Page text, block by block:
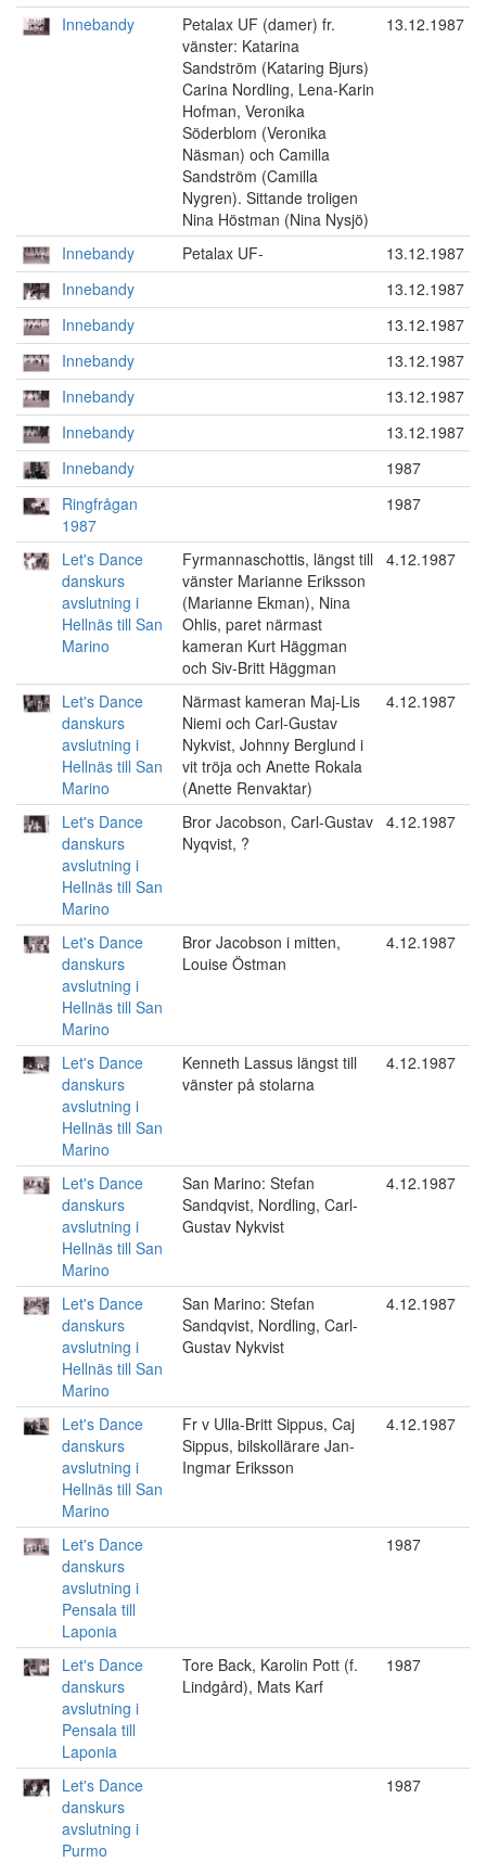
Innebandy
Petalax UF (damer) fr.
vänster: Katarina
Sandström (Kataring Bjurs)
Carina Nordling, Lena-Karin
Hofman, Veronika
Söderblom (Veronika
Näsman) och Camilla
Sandström (Camilla
Nygren). Sittande troligen
Nina Höstman (Nina Nysjö)
13.12.1987
Innebandy Petalax UF-
13.12.1987
Innebandy
13.12.1987
Innebandy
13.12.1987
Innebandy
13.12.1987
Innebandy
13.12.1987
Innebandy
13.12.1987
Innebandy
1987
Ringfrågan
1987
1987
Let's Dance
danskurs
avslutning i
Hellnäs till San
Marino
Fyrmannaschottis, längst till
vänster Marianne Eriksson
(Marianne Ekman), Nina
Ohlis, paret närmast
kameran Kurt Häggman
och Siv-Britt Häggman
4.12.1987
Let's Dance
danskurs
avslutning i
Hellnäs till San
Marino
Närmast kameran Maj-Lis
Niemi och Carl-Gustav
Nykvist, Johnny Berglund i
vit tröja och Anette Rokala
(Anette Renvaktar)
4.12.1987
Let's Dance
danskurs
avslutning i
Hellnäs till San
Marino
Bror Jacobson, Carl-Gustav
Nyqvist, ?
4.12.1987
Let's Dance
danskurs
avslutning i
Hellnäs till San
Marino
Bror Jacobson i mitten,
Louise Östman
4.12.1987
Let's Dance
danskurs
avslutning i
Hellnäs till San
Marino
Kenneth Lassus längst till
vänster på stolarna
4.12.1987
Let's Dance
danskurs
avslutning i
Hellnäs till San
Marino
San Marino: Stefan
Sandqvist, Nordling, Carl-
Gustav Nykvist
4.12.1987
Let's Dance
danskurs
avslutning i
Hellnäs till San
Marino
San Marino: Stefan
Sandqvist, Nordling, Carl-
Gustav Nykvist
4.12.1987
Let's Dance
danskurs
avslutning i
Hellnäs till San
Marino
Fr v Ulla-Britt Sippus, Caj
Sippus, bilskollärare Jan-
Ingmar Eriksson
4.12.1987
Let's Dance
danskurs
avslutning i
Pensala till
Laponia
1987
Let's Dance
danskurs
avslutning i
Pensala till
Laponia
Tore Back, Karolin Pott (f.
Lindgård), Mats Karf
1987
Let's Dance
danskurs
avslutning i
Purmo
1987